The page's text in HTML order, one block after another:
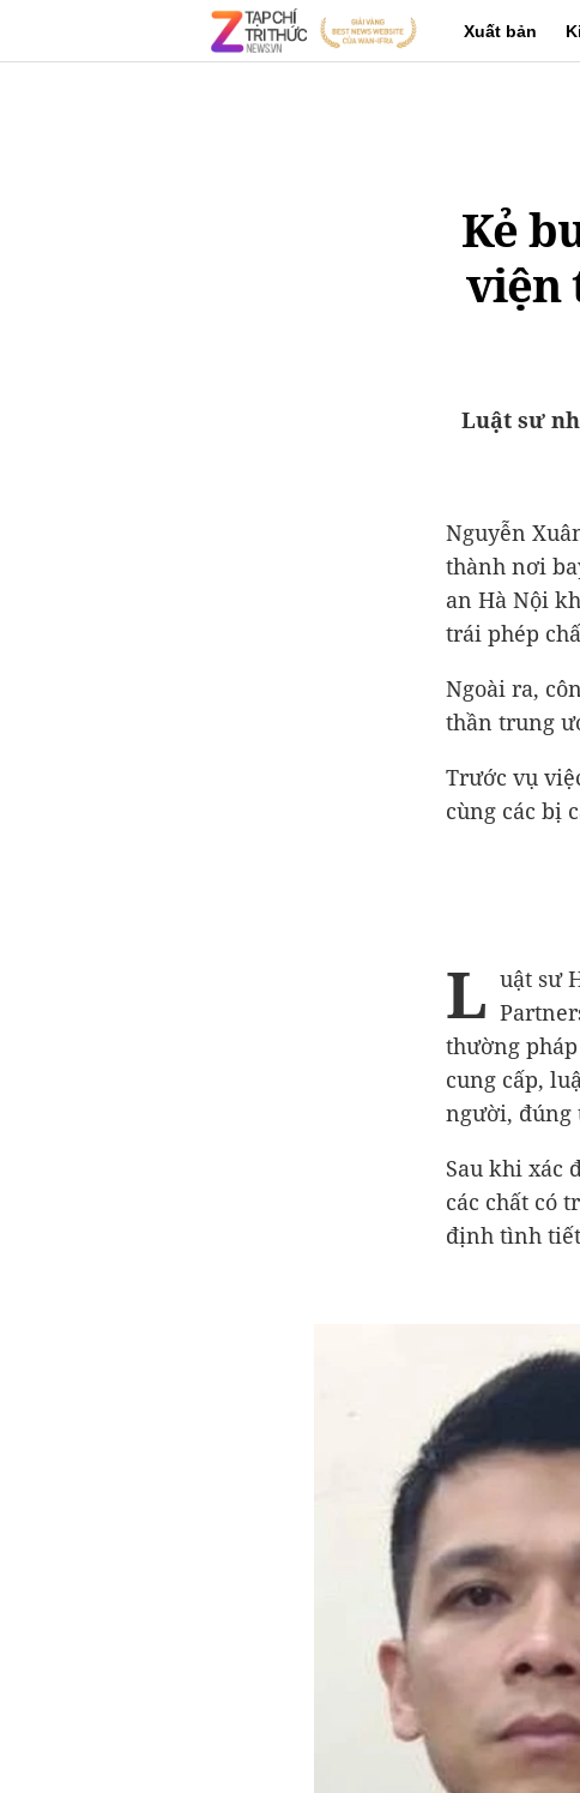
Xuất bản
Kẻ
viện
Luật sư
Nguyễn
thành nơi
an Hà Nội
trái phép
Ngoài ra,
thần trung
Trước vụ
cùng các bị
L uật sư
thường
cung cấp,
người, đúng
Sau khi xác
các chất có
định tình